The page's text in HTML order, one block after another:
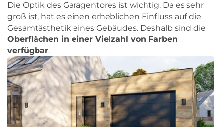
Die Optik des Garagentores ist wichtig. Da es sehr
groß ist, hat es einen erheblichen Einfluss auf die
Gesamtästhetik eines Gebäudes. Deshalb sind die
Oberflächen in einer Vielzahl von Farben
verfügbar.